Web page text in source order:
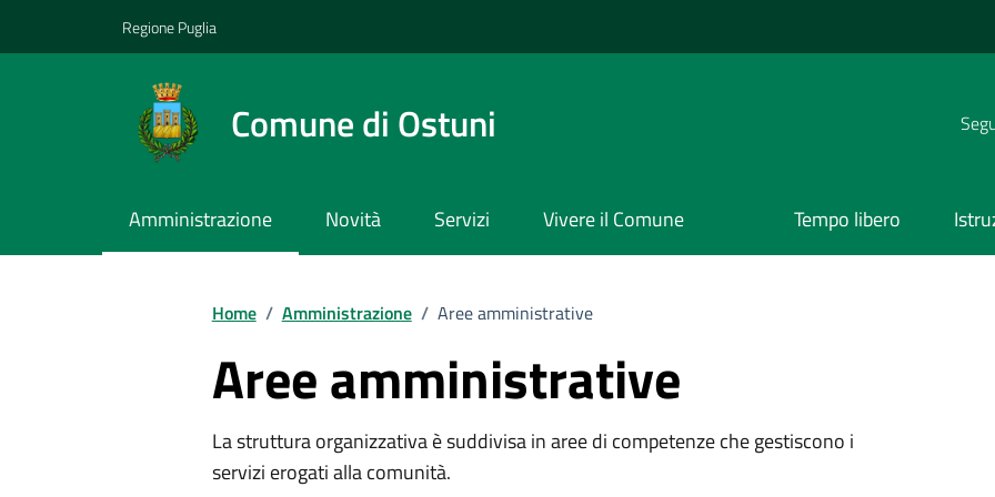
Regione Puglia
Comune di Ostuni
Amministrazione Novità Servizi Vivere il Comune Tempo libero
Home / Amministrazione / Aree amministrative
Aree amministrative
La struttura organizzativa è suddivisa in aree di competenze che gestiscono i
servizi erogati alla comunità.